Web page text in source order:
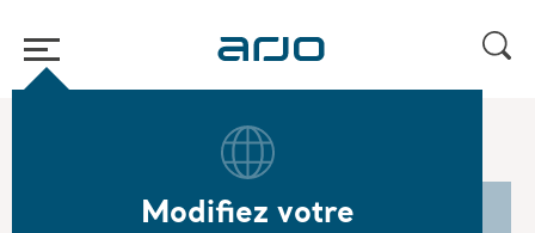
Modifiez votre
Arjo express sign-up​